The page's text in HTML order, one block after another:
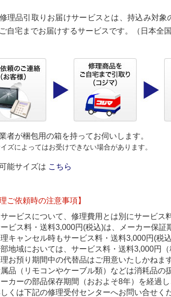
理品引取りお届けサービスとは、持込み対
自宅までお届けするサービスです。（日本全
者が梱包用の箱を持ってお伺いします。
ズによってはお受けできない場合があります。
能サイズは こちら
理ご依頼時の注意事項】
ービスについて、修理費用とは別にサービス
ビス料・送料3,000円(税込)は、メーカー保証
キャンセル時もサービス料・送料3,000円(税
地域においては、サービス料・送料3,000円
お預り期間中の代替品はご用意いたしかねます
品（リモコンやケーブル類）などは消耗品の
ーカーの部品保存期間（おおよそ8年）を経過
くは下記の修理受付センターへお問い合せく